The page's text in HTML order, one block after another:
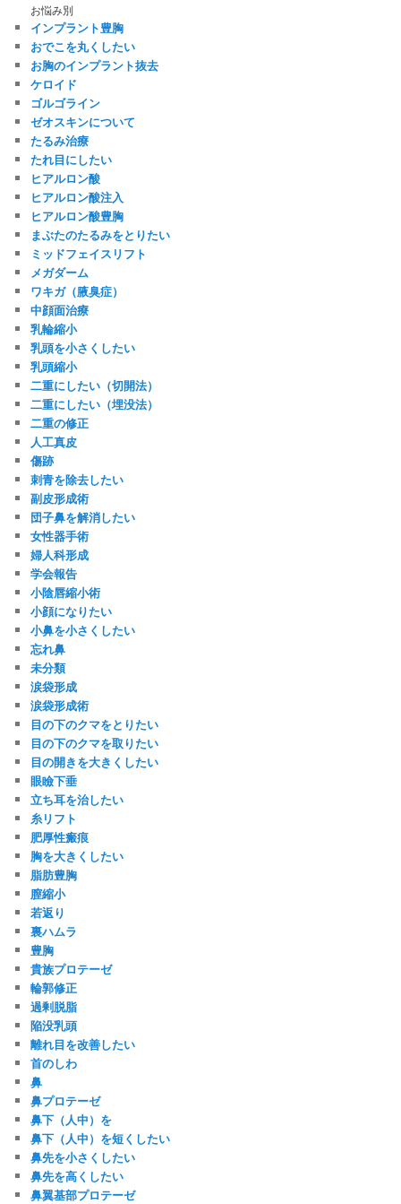
お悩み別
インプラント豊胸
おでこを丸くしたい
お胸のインプラント抜去
ケロイド
ゴルゴライン
ゼオスキンについて
たるみ治療
たれ目にしたい
ヒアルロン酸
ヒアルロン酸注入
ヒアルロン酸豊胸
まぶたのたるみをとりたい
ミッドフェイスリフト
メガダーム
ワキガ（腋臭症）
中顔面治療
乳輪縮小
乳頭を小さくしたい
乳頭縮小
二重にしたい（切開法）
二重にしたい（埋没法）
二重の修正
人工真皮
傷跡
刺青を除去したい
副皮形成術
団子鼻を解消したい
女性器手術
婦人科形成
学会報告
小陰唇縮小術
小顔になりたい
小鼻を小さくしたい
忘れ鼻
未分類
涙袋形成
涙袋形成術
目の下のクマをとりたい
目の下のクマを取りたい
目の開きを大きくしたい
眼瞼下垂
立ち耳を治したい
糸リフト
肥厚性瘢痕
胸を大きくしたい
脂肪豊胸
膣縮小
若返り
裏ハムラ
豊胸
貴族プロテーゼ
輪郭修正
過剰脱脂
陥没乳頭
離れ目を改善したい
首のしわ
鼻
鼻プロテーゼ
鼻下（人中）を
鼻下（人中）を短くしたい
鼻先を小さくしたい
鼻先を高くしたい
鼻翼基部プロテーゼ